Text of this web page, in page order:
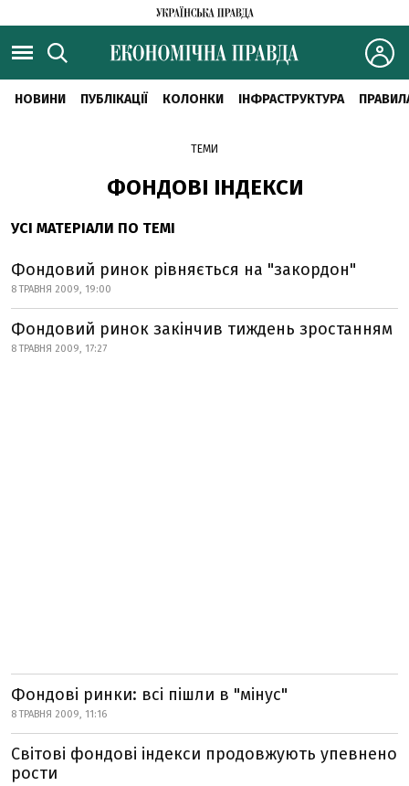
НОВИНИ ПУБЛІКАЦІЇ КОЛОНКИ ІНФРАСТРУКТУРА
ТЕМИ
ФОНДОВІ ІНДЕКСИ
УСІ МАТЕРІАЛИ ПО ТЕМІ
Фондовий ринок рівняється на "закордон"
8 ТРАВНЯ 2009, 19:00
Фондовий ринок закінчив тиждень зростанням
8 ТРАВНЯ 2009, 17:27
Фондові ринки: всі пішли в "мінус"
8 ТРАВНЯ 2009, 11:16
Світові фондові індекси продовжують упевнено
рости